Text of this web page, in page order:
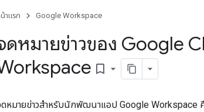
าแรก Google Workspace
ดหมายข่าวของ Google
bookmark_border
หมายข่าวสำหรับนักพัฒนาแอป Google